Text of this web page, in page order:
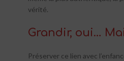
vérité.
Grandir, oui…
Préserver ce lien avec